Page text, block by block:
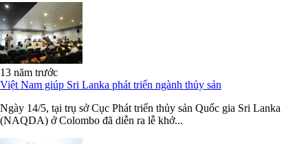
13 năm trước
Việt Nam giúp Sri Lanka phát triển ngành thủy sản
Ngày 14/5, tại trụ sở Cục Phát triển thủy sản Quốc gia Sri Lanka
(NAQDA) ở Colombo đã diễn ra lễ khở...